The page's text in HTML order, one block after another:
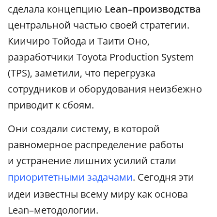
сделала концепцию Lean–производства
центральной частью своей стратегии.
Киичиро Тойода и Таити Оно,
разработчики Toyota Production System
(TPS), заметили, что перегрузка
сотрудников и оборудования неизбежно
приводит к сбоям.
Они создали систему, в которой
равномерное распределение работы
и устранение лишних усилий стали
приоритетными задачами. Сегодня эти
идеи известны всему миру как основа
Lean–методологии.